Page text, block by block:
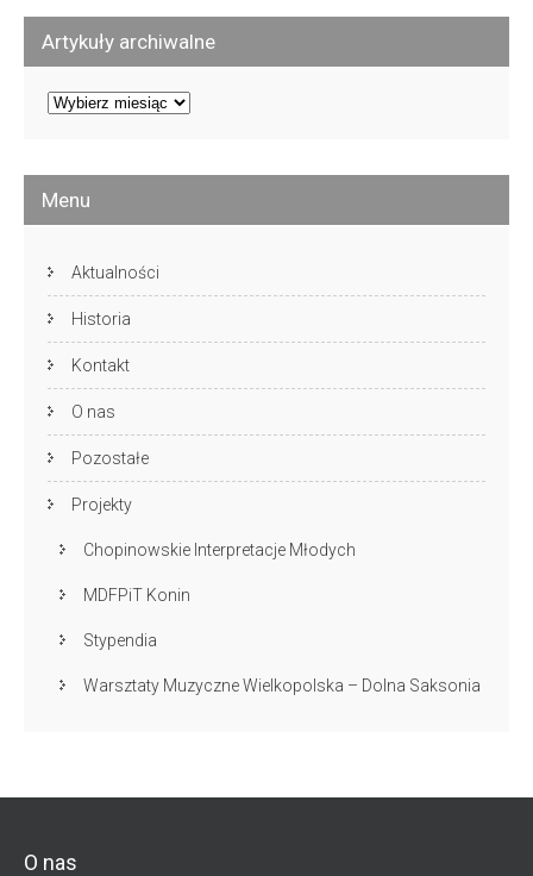
Artykuły archiwalne
Artykuły
Menu
Aktualności
Historia
Kontakt
O nas
Pozostałe
Projekty
Chopinowskie Interpretacje Młodych
MDFPiT Konin
Stypendia
Warsztaty Muzyczne Wielkopolska – Dolna Saksonia
O nas